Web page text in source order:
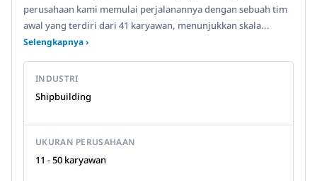
perusahaan kami memulai perjalanannya dengan sebuah tim
awal yang terdiri dari 41 karyawan, menunjukkan skala...
Selengkapnya ›
INDUSTRI
Shipbuilding
UKURAN PERUSAHAAN
11 - 50 karyawan